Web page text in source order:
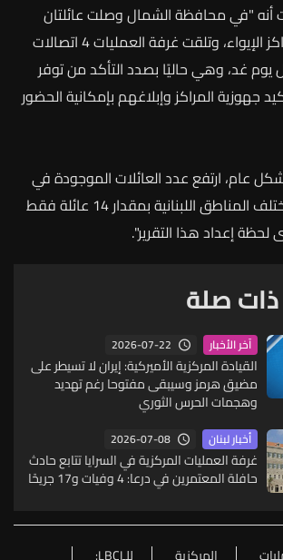
"فيمحافظةالشمال وصلتعائلتان
الإيواء، وتلقتغرفةالعمليات اتصالات
يومغد، وهيحاليًا بصددالتأكدمنتوفر
جهوزيةالمراكزوإبلاغهمبإمكانيةالحضور
عام، ارتفععددالعائلاتالموجودةفي
المناطقاللبنانيةبمقدار14 عائلةفقط
لحظةإعدادهذا التقرير".
صلة
آخر الأخبار 2026-07-22
القيادة المركزية الأميركية: إيران لا تسيطر على
مضيق هرمز وسيبقى مفتوحا رغم تهديد
وهجمات الحرس الثوري
أخبار لبنان 2026-07-08
غرفة العمليات المركزية في السرايا تتابع حادث
حافلة المعتمرين في درعا: 4 وفيات و17 جريحًا